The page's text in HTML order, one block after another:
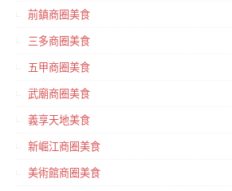
前鎮商圈美食
三多商圈美食
五甲商圈美食
武廟商圈美食
義享天地美食
新崛江商圈美食
美術館商圈美食